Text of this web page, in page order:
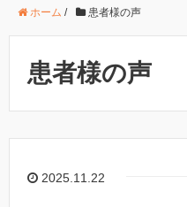
ホーム / 患者様の声
患者様の声
2025.11.22